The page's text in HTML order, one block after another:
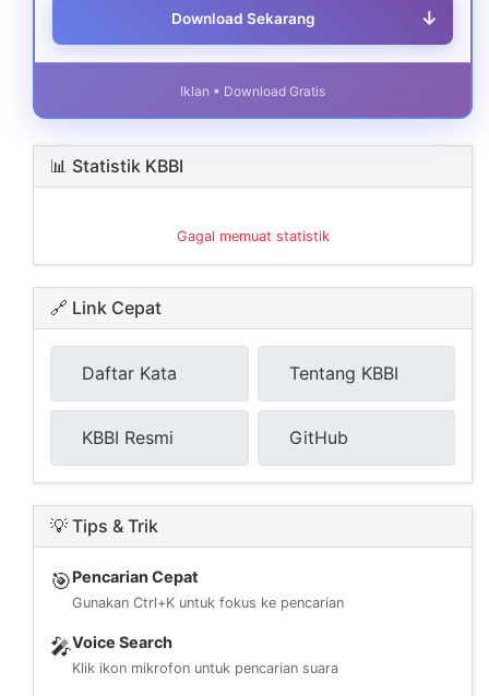
Download Sekarang ↓
Iklan • Download Gratis
📊 Statistik KBBI
Gagal memuat statistik
🔗 Link Cepat
Daftar Kata Tentang KBBI
KBBI Resmi GitHub
💡 Tips & Trik
🎯Pencarian Cepat
Gunakan Ctrl+K untuk fokus ke pencarian
🎤Voice Search
Klik ikon mikrofon untuk pencarian suara